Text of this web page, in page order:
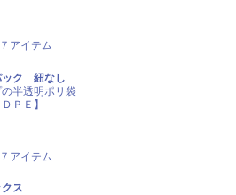
アイテム
ック 紐なし
半透明ポリ袋
ＰＥ】
アイテム
ス